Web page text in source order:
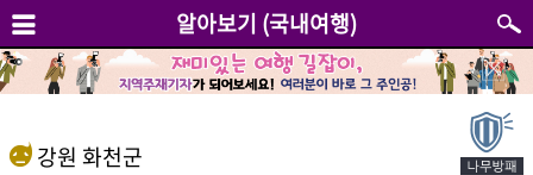
알아보기 (국내여행)
강원 화천군